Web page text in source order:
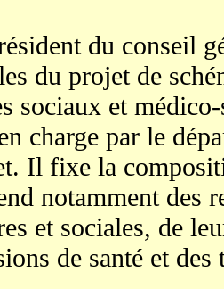
du conseil
du projet de
sociaux et
charge par le
Il fixe la
notamment des
et sociales, de
de santé et